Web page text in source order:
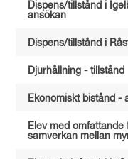
Dispens/tillstånd i
ansökan
Dispens/tillstånd i
Djurhållning - tillstånd
Ekonomiskt bistånd -
Elev med omfattande
samverkan mellan